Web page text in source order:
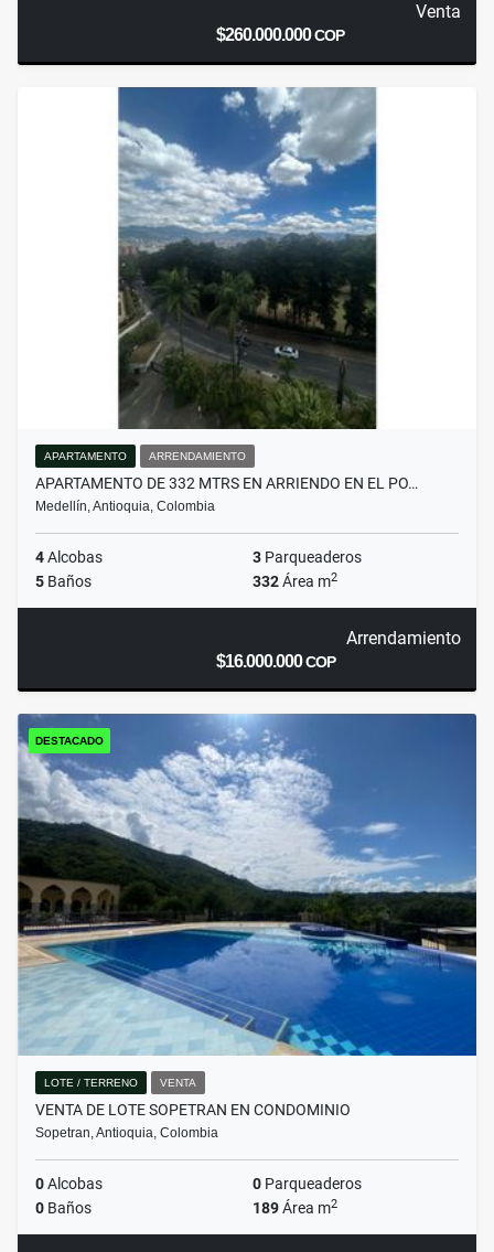
Venta
$260.000.000COP
APARTAMENTO ARRENDAMIENTO
APARTAMENTO DE 332 MTRS EN ARRIENDO EN EL PO…
Medellín, Antioquia, Colombia
4Alcobas 3 Parqueaderos
5 Baños 332Área m2
Arrendamiento
$16.000.000COP
DESTACADO
LOTE / TERRENO VENTA
VENTA DE LOTE SOPETRAN EN CONDOMINIO
Sopetran, Antioquia, Colombia
0Alcobas 0 Parqueaderos
0 Baños 189Área m2